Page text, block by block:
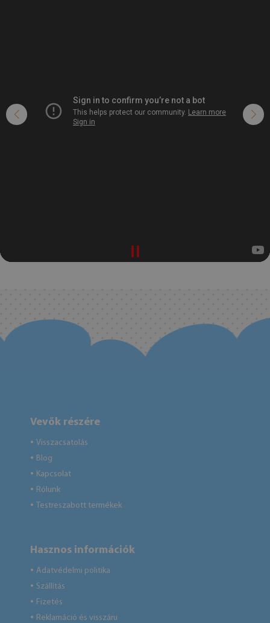
Vevők részére
● Visszacsatolás
● Blog
● Kapcsolat
● Rólunk
● Testreszabott termékek
Hasznos információk
● Adatvédelmi politika
● Szállítás
● Fizetés
● Reklamáció és visszáru